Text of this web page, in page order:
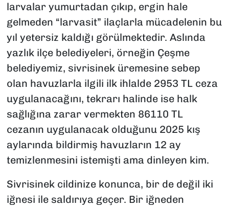
larvalar yumurtadan çıkıp, ergin hale
gelmeden “larvasit” ilaçlarla mücadelenin bu
yıl yetersiz kaldığı görülmektedir. Aslında
yazlık ilçe belediyeleri, örneğin Çeşme
belediyemiz, sivrisinek üremesine sebep
olan havuzlarla ilgili ilk ihlalde 2953 TL ceza
uygulanacağını, tekrarı halinde ise halk
sağlığına zarar vermekten 86110 TL
cezanın uygulanacak olduğunu 2025 kış
aylarında bildirmiş havuzların 12 ay
temizlenmesini istemişti ama dinleyen kim.
Sivrisinek cildinize konunca, bir de değil iki
iğnesi ile saldırıya geçer. Bir iğneden